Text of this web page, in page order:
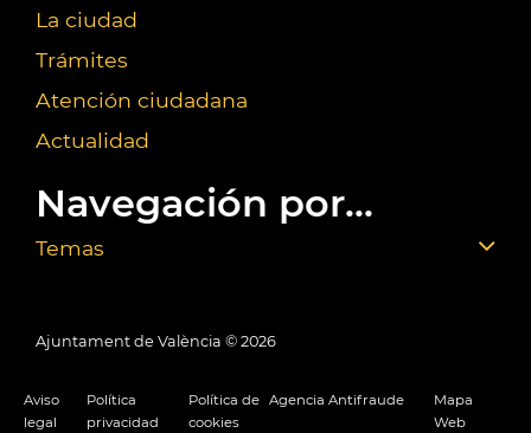
La ciudad
Trámites
Atención ciudadana
Actualidad
Navegación por...
Temas
Ajuntament de València © 2026
Aviso
legal
Política
privacidad
Política de
cookies
Agencia Antifraude
Mapa
Web